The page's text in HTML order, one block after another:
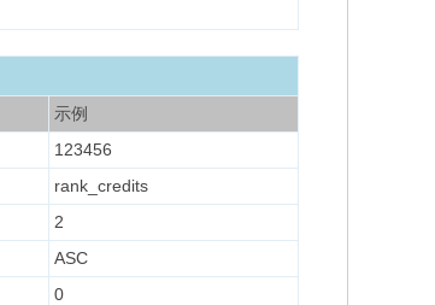
示例
123456
rank_credits
2
ASC
0